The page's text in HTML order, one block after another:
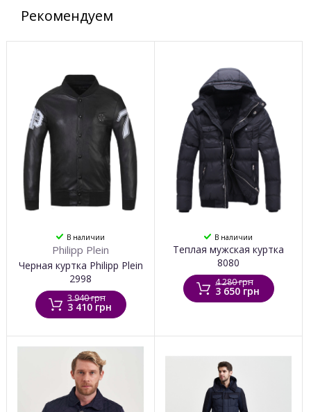
Рекомендуем
В наличии
Philipp Plein
Черная куртка Philipp Plein
2998
3 940 грн
3 410 грн
В наличии
Теплая мужская куртка
8080
4 280 грн
3 650 грн